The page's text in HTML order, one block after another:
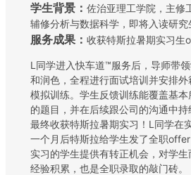
学生背景： 佐治亚理工学院，主修
辅修分析与数据科学，即将入读研
服务成果： 收获特斯拉暑期实习生
L同学进入快车道™服务后，导师带
和润色，全程进行面试培训并安排
模拟训练。学生反馈训练能覆盖基
的题目，并在后续跟公司的沟通中持
最终收获特斯拉暑期实习！L同学在
一个月后特斯拉给学生发了全职
实习的学生提供有转正机会，对学
经验积累，也是全职录取的敲门砖。